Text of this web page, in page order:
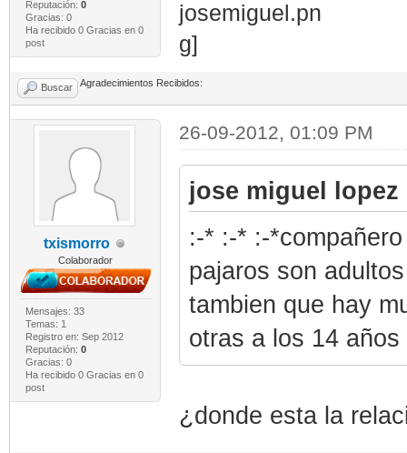
Reputación: 0
Gracias: 0
Ha recibido 0 Gracias en 0
post
Buscar Agradecimientos Recibidos:
txismorro
Colaborador
Mensajes: 33
Temas: 1
Registro en: Sep 2012
Reputación: 0
Gracias: 0
Ha recibido 0 Gracias en 0
post
26-09-2012, 01:09 PM
jose miguel
:-* :-* :-
pajaros son
tambien que hay
otras a los 14
¿donde esta la